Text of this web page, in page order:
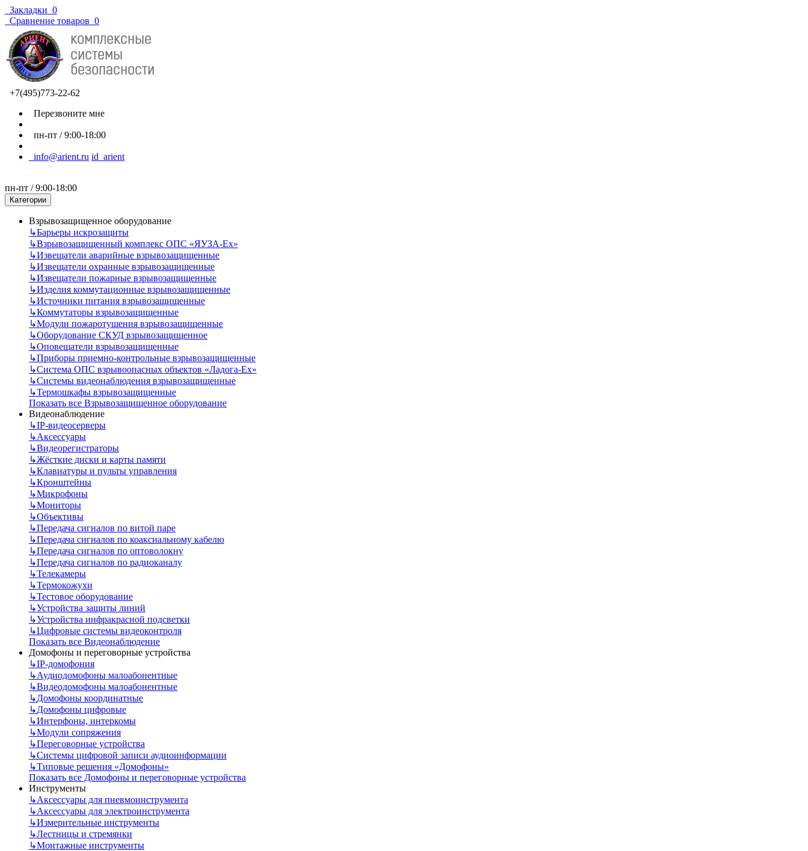
Закладки 0
Сравнение товаров 0
+7(495)773-22-62
Перезвоните мне
пн-пт / 9:00-18:00
info@arient.ru id_arient
пн-пт / 9:00-18:00
Категории
Взрывозащищенное оборудование
↳Барьеры искрозащиты
↳Взрывозащищенный комплекс ОПС «ЯУЗА-Ех»
↳Извещатели аварийные взрывозащищенные
↳Извещатели охранные взрывозащищенные
↳Извещатели пожарные взрывозащищенные
↳Изделия коммутационные взрывозащищенные
↳Источники питания взрывозащищенные
↳Коммутаторы взрывозащищенные
↳Модули пожаротушения взрывозащищенные
↳Оборудование СКУД взрывозащищенное
↳Оповещатели взрывозащищенные
↳Приборы приемно-контрольные взрывозащищенные
↳Система ОПС взрывоопасных объектов «Ладога-Ex»
↳Системы видеонаблюдения взрывозащищенные
↳Термошкафы взрывозащищенные
Показать все Взрывозащищенное оборудование
Видеонаблюдение
↳IP-видеосерверы
↳Аксессуары
↳Видеорегистраторы
↳Жёсткие диски и карты памяти
↳Клавиатуры и пульты управления
↳Кронштейны
↳Микрофоны
↳Мониторы
↳Объективы
↳Передача сигналов по витой паре
↳Передача сигналов по коаксиальному кабелю
↳Передача сигналов по оптоволокну
↳Передача сигналов по радиоканалу
↳Телекамеры
↳Термокожухи
↳Тестовое оборудование
↳Устройства защиты линий
↳Устройства инфракрасной подсветки
↳Цифровые системы видеоконтроля
Показать все Видеонаблюдение
Домофоны и переговорные устройства
↳IP-домофония
↳Аудиодомофоны малоабонентные
↳Видеодомофоны малоабонентные
↳Домофоны координатные
↳Домофоны цифровые
↳Интерфоны, интеркомы
↳Модули сопряжения
↳Переговорные устройства
↳Системы цифровой записи аудиоинформации
↳Типовые решения «Домофоны»
Показать все Домофоны и переговорные устройства
Инструменты
↳Аксессуары для пневмоинструмента
↳Аксессуары для электроинструмента
↳Измерительные инструменты
↳Лестницы и стремянки
↳Монтажные инструменты